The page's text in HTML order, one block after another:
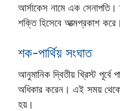
আর্সাকেস নামে এক সেনাপতি।
শক্তি হিসেবে আত্মপ্রকাশ করে।
শক-পার্থিয় সংঘাত
আনুমানিক দ্বিতীয় খ্রিস্ট পূর্বে
অধিকার করেন। এই সময় থেকে
হয়।